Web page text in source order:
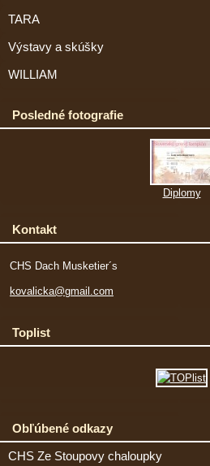
TARA
Výstavy a skúšky
WILLIAM
Posledné fotografie
Diplomy
Kontakt
CHS Dach Musketier´s
kovalicka@gmail.com
Toplist
Obľúbené odkazy
CHS Ze Stoupovy chaloupky